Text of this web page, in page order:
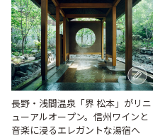
長野・浅間温泉「界 松本」がリニ
ューアルオープン。信州ワインと
音楽に浸るエレガントな湯宿へ